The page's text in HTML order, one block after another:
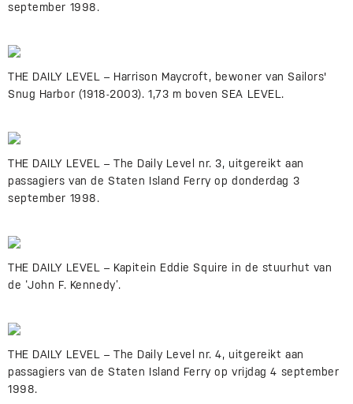
september 1998.
THE DAILY LEVEL – Harrison Maycroft, bewoner van Sailors'
Snug Harbor (1918-2003). 1,73 m boven SEA LEVEL.
THE DAILY LEVEL – The Daily Level nr. 3, uitgereikt aan
passagiers van de Staten Island Ferry op donderdag 3
september 1998.
THE DAILY LEVEL – Kapitein Eddie Squire in de stuurhut van
de ‘John F. Kennedy’.
THE DAILY LEVEL – The Daily Level nr. 4, uitgereikt aan
passagiers van de Staten Island Ferry op vrijdag 4 september
1998.